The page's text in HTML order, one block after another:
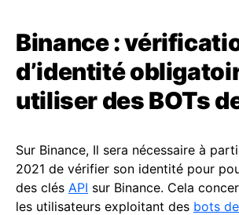
Binance :
d’identité
utiliser des BOTs
Sur Binance, Il sera nécessaire à
2021 de vérifier son identité pour
des clés API sur Binance. Cela
les utilisateurs exploitant des bots